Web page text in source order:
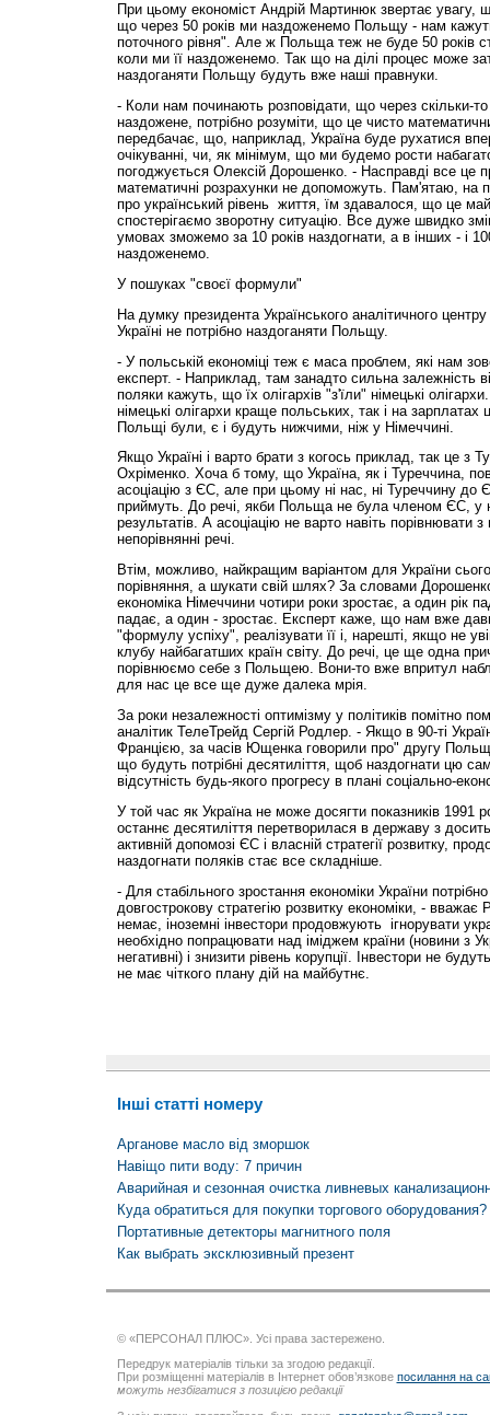
При цьому економіст Андрій Мартинюк звертає увагу,
що через 50 років ми наздоженемо Польщу - нам
поточного рівня". Але ж Польща теж не буде 50 років
коли ми її наздоженемо. Так що на ділі процес може
наздоганяти Польщу будуть вже наші правнуки.
- Коли нам починають розповідати, що через скільки-то
наздожене, потрібно розуміти, що це чисто
передбачає, що, наприклад, Україна буде рухатися
очікуванні, чи, як мінімум, що ми будемо рости
погоджується Олексій Дорошенко. - Насправді все це
математичні розрахунки не допоможуть. Пам'ятаю, на
про український рівень життя, їм здавалося, що це
спостерігаємо зворотну ситуацію. Все дуже швидко
умовах зможемо за 10 років наздогнати, а в інших - і
наздоженемо.
У пошуках "своєї формули"
На думку президента Українського аналітичного
Україні не потрібно наздоганяти Польщу.
- У польській економіці теж є маса проблем, які нам
експерт. - Наприклад, там занадто сильна залежність
поляки кажуть, що їх олігархів "з'їли" німецькі
німецькі олігархи краще польських, так і на
Польщі були, є і будуть нижчими, ніж у Німеччині.
Якщо Україні і варто брати з когось приклад, так це з
Охріменко. Хоча б тому, що Україна, як і Туреччина,
асоціацію з ЄС, але при цьому ні нас, ні Туреччину
приймуть. До речі, якби Польща не була членом ЄС, у
результатів. А асоціацію не варто навіть порівнювати
непорівнянні речі.
Втім, можливо, найкращим варіантом для України
порівняння, а шукати свій шлях? За словами
економіка Німеччини чотири роки зростає, а один рік
падає, а один - зростає. Експерт каже, що нам вже
"формулу успіху", реалізувати її і, нарешті, якщо не
клубу найбагатших країн світу. До речі, це ще одна
порівнюємо себе з Польщею. Вони-то вже впритул
для нас це все ще дуже далека мрія.
За роки незалежності оптимізму у політиків помітно
аналітик ТелеТрейд Сергій Родлер. - Якщо в 90-ті
Францією, за часів Ющенка говорили про" другу
що будуть потрібні десятиліття, щоб наздогнати цю
відсутність будь-якого прогресу в плані соціально-
У той час як Україна не може досягти показників 1991
останнє десятиліття перетворилася в державу з
активній допомозі ЄС і власній стратегії розвитку,
наздогнати поляків стає все складніше.
- Для стабільного зростання економіки України
довгострокову стратегію розвитку економіки, - вважає
немає, іноземні інвестори продовжують ігнорувати
необхідно попрацювати над іміджем країни (новини з
негативні) і знизити рівень корупції. Інвестори не
не має чіткого плану дій на майбутнє.
Інші статті номеру
Арганове масло від зморшок
Навіщо пити воду: 7 причин
Аварийная и сезонная очистка ливневых
Куда обратиться для покупки торгового оборудования?
Портативные детекторы магнитного поля
Как выбрать эксклюзивный презент
© «ПЕРСОНАЛ ПЛЮС». Усі права застережено.
Передрук матеріалів тільки за згодою редакції.
При розміщенні матеріалів в Інтернет обов’язкове посилання на
можуть незбігатися з позицією редакції